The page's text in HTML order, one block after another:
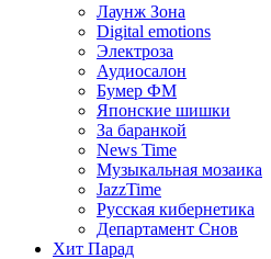
Лаунж Зона
Digital emotions
Электроза
Аудиосалон
Бумер ФМ
Японскиe шишки
За баранкой
News Time
Музыкальная мозаика
JazzTime
Русская кибернетика
Департамент Снов
Хит Парад